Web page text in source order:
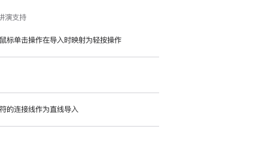
演支持
标单击操作在导入时映射为轻按操作
的连接线作为直线导入